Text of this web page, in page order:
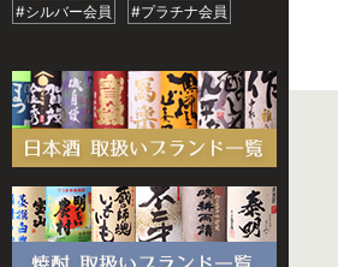
#シルバー会員
#プラチナ会員